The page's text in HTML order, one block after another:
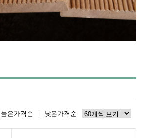
높은가격순 낮은가격순